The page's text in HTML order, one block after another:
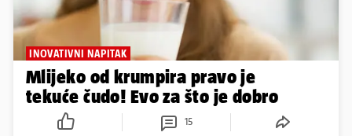
INOVATIVNI NAPITAK
Mlijeko od krumpira pravo je
tekuće čudo! Evo za što je dobro
15